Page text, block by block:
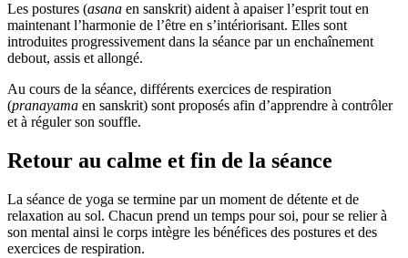
Les postures (asana en sanskrit) aident à apaiser l’esprit tout en
maintenant l’harmonie de l’être en s’intériorisant. Elles sont
introduites progressivement dans la séance par un enchaînement
debout, assis et allongé.
Au cours de la séance, différents exercices de respiration
(pranayama en sanskrit) sont proposés afin d’apprendre à contrôler
et à réguler son souffle.
Retour au calme et fin de la séance
La séance de yoga se termine par un moment de détente et de
relaxation au sol. Chacun prend un temps pour soi, pour se relier à
son mental ainsi le corps intègre les bénéfices des postures et des
exercices de respiration.